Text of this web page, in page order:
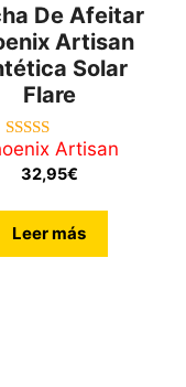
De Afeitar
Artisan
Solar
Flare
5.00
de 5
Artisan
32,95€
Leer más